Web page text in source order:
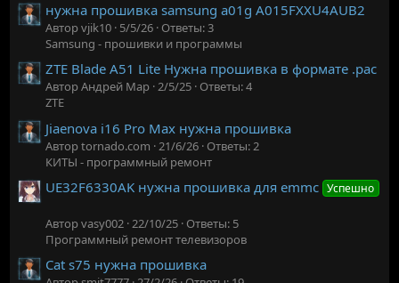
нужна прошивка samsung a01g A015FXXU4AUB2
Автор vjik10 5/5/26 Ответы: 3
Samsung - прошивки и программы
ZTE Blade A51 Lite Нужна прошивка в формате .pac
Автор Андрей Мар 2/5/25 Ответы: 4
ZTE
Jiaenova i16 Pro Max нужна прошивка
Автор tornado.com 21/6/26 Ответы: 2
КИТЫ - программный ремонт
UE32F6330AK нужна прошивка для emmc Успешно
Автор vasy002 22/10/25 Ответы: 5
Программный ремонт телевизоров
Cat s75 нужна прошивка